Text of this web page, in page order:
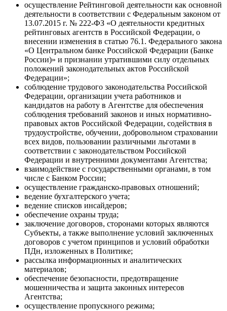
осуществление Рейтинговой деятельности как основной
деятельности в соответствии с Федеральным законом от
13.07.2015 г. № 222-ФЗ «О деятельности кредитных
рейтинговых агентств в Российской Федерации, о
внесении изменения в статью 76.1. Федерального закона
«О Центральном банке Российской Федерации (Банке
России)» и признании утратившими силу отдельных
положений законодательных актов Российской
Федерации»;
соблюдение трудового законодательства Российской
Федерации, организации учета работников и
кандидатов на работу в Агентстве для обеспечения
соблюдения требований законов и иных нормативно-
правовых актов Российской Федерации, содействия в
трудоустройстве, обучении, добровольном страховании
всех видов, пользовании различными льготами в
соответствии с законодательством Российской
Федерации и внутренними документами Агентства;
взаимодействие с государственными органами, в том
числе с Банком России;
осуществление гражданско-правовых отношений;
ведение бухгалтерского учета;
ведение списков инсайдеров;
обеспечение охраны труда;
заключение договоров, сторонами которых являются
Субъекты, а также выполнение условий заключенных
договоров с учетом принципов и условий обработки
ПДн, изложенных в Политике;
рассылка информационных и аналитических
материалов;
обеспечение безопасности, предотвращение
мошенничества и защита законных интересов
Агентства;
осуществление пропускного режима;